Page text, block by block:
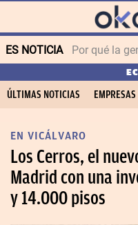
ES NOTICIA
ÚLTIMAS NOTICIAS EMPRESAS
EN VICÁLVARO
Los Cerros, el
Madrid con una
y 14.000 pisos